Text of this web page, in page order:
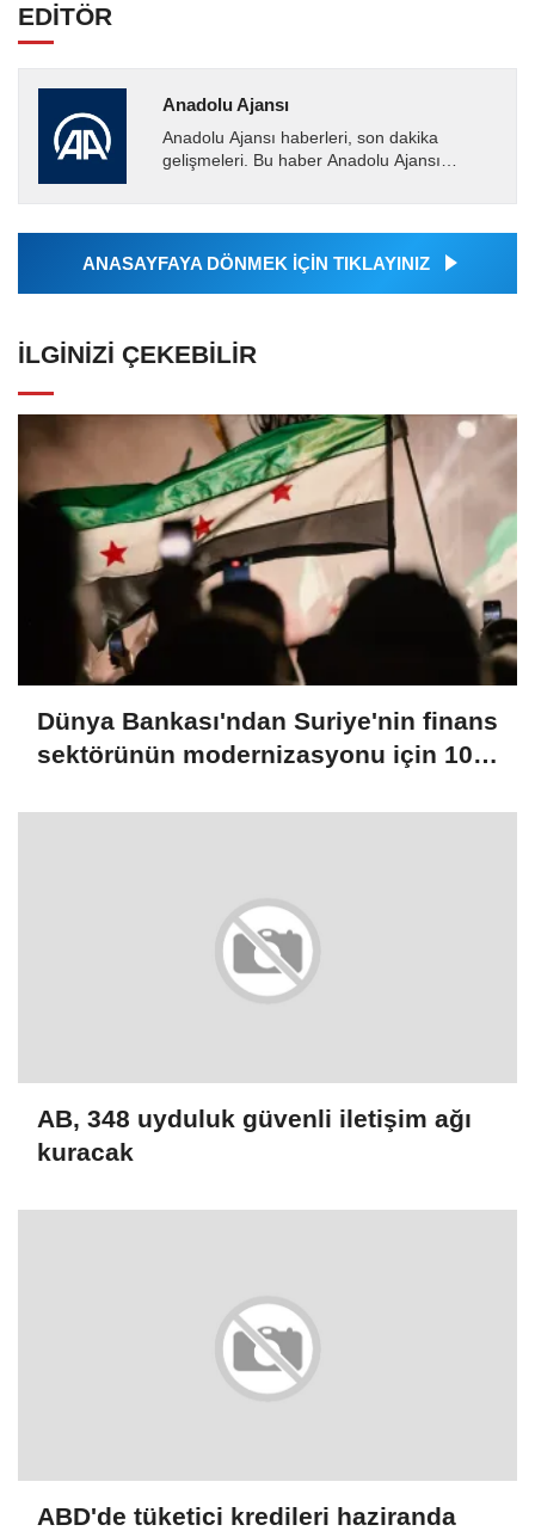
EDİTÖR
Anadolu Ajansı
Anadolu Ajansı haberleri, son dakika
gelişmeleri. Bu haber Anadolu Ajansı
tarafından geçilen tüm...
ANASAYFAYA DÖNMEK İÇİN TIKLAYINIZ
İLGINIZI ÇEKEBILIR
Dünya Bankası'ndan Suriye'nin finans
sektörünün modernizasyonu için 100
AB, 348 uyduluk güvenli iletişim ağı
kuracak
ABD'de tüketici kredileri haziranda